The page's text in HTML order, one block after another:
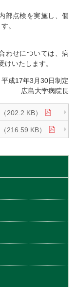
部点検を実施し、個
。
わせについては、病
いたします。
平成17年3月30日制定
広島大学病院長
202.2 KB）
216.59 KB）